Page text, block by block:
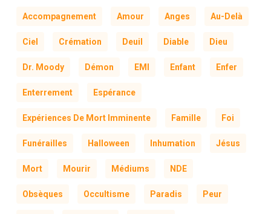
Accompagnement Amour Anges Au-Delà
Ciel Crémation Deuil Diable Dieu
Dr. Moody Démon EMI Enfant Enfer
Enterrement Espérance
Expériences De Mort Imminente Famille Foi
Funérailles Halloween Inhumation Jésus
Mort Mourir Médiums NDE
Obsèques Occultisme Paradis Peur